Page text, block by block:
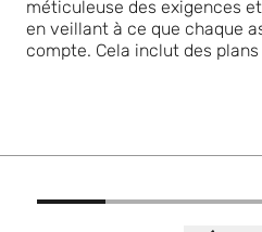
méticuleuse des exigences
en veillant à ce que chaque
compte. Cela inclut des
stratégies d'implantation,
des risques. Cette
ouvrant la voie à la réussite
efforçons de dépasser les